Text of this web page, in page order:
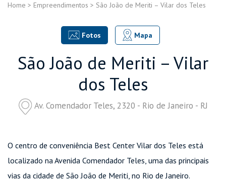
Home > Empreendimentos > São João de Meriti – Vilar dos Teles
Fotos Mapa
São João de Meriti – Vilar
dos Teles
Av. Comendador Teles, 2320 - Rio de Janeiro - RJ
O centro de conveniência Best Center Vilar dos Teles está
localizado na Avenida Comendador Teles, uma das principais
vias da cidade de São João de Meriti, no Rio de Janeiro.